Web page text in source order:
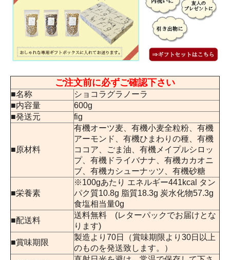
ご注文前に必ずご確認下さい
■名称
ショコラグラノーラ
■内容量
600g
■発送元
fig
■原材料
有機オーツ麦、有機小麦全粒粉、有機
アーモンド、有機ひまわりの種、有機
ココア、ごま油、有機メイプルシロッ
プ、有機ドライバナナ、有機カカオニ
ブ、有機カシューナッツ、有機砂糖
■栄養素
※100gあたり エネルギー441kcal タン
パク質10.8g 脂質18.3g 炭水化物57.3g
食塩相当量0g
■配送料
送料無料 (レターパックでお届けとな
ります)
■賞味期限
製造より70日（賞味期限より30日以上
のものを発送致します。）